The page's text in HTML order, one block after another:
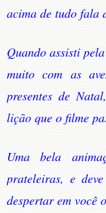
acima de tudo fala
Quando assisti
muito com as
presentes de
lição que o filme
Uma bela
prateleiras, e
despertar em você